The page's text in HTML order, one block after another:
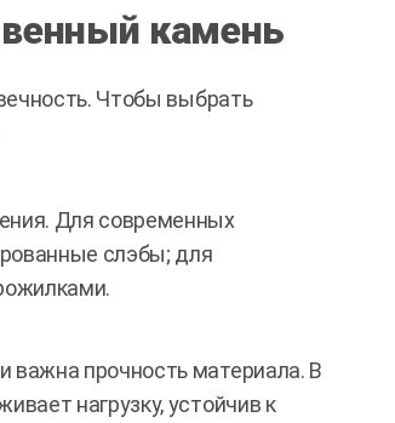
камень
Чтобы выбрать
Для современных
слэбы; для
важна прочность материала. В
нагрузку, устойчив к